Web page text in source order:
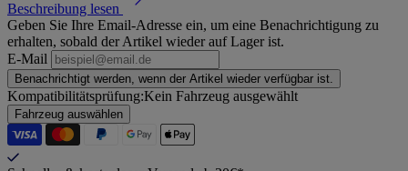
Beschreibung lesen
Geben Sie Ihre Email-Adresse ein, um eine Benachrichtigung zu
erhalten, sobald der Artikel wieder auf Lager ist.
E-Mail
Benachrichtigt werden, wenn der Artikel wieder verfügbar ist.
Kompatibilitätsprüfung:Kein Fahrzeug ausgewählt
Fahrzeug auswählen